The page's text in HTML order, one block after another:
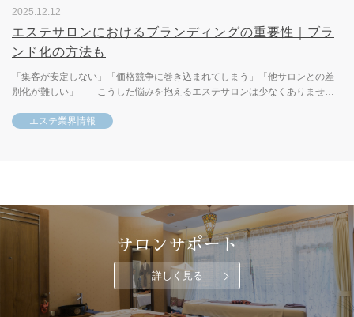
2025.12.12
エステサロンにおけるブランディングの重要性｜ブラ
ンド化の方法も
「集客が安定しない」「価格競争に巻き込まれてしまう」「他サロンとの差
別化が難しい」――こうした悩みを抱えるエステサロンは少なくありませ
エステ業界情報
サロンサポート
詳しく見る